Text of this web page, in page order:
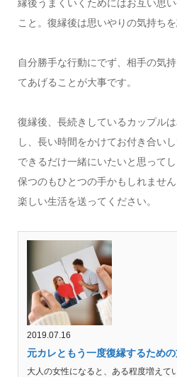
縁後うまくいくためにはお互い思
こと。復縁後は思いやりの気持ち
自分勝手な行動にでず、相手の気
てあげることが大事です。
復縁後、長続きしているカップル
し、長い時間をかけてお付き合い
できるだけ一緒にいたいと思って
保つのもひとつの手かもしれませ
楽しい生活を送ってください。
2019.07.16
元カレともう一度復縁するため
大人の女性になると、ある程度増えて